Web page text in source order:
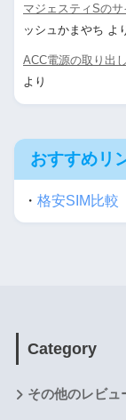
マジェスティSの
ッシュかまやち よ
ACC電源の取り出
より
おすすめリ
・ 格安SIM比較
Category
その他のレビュ